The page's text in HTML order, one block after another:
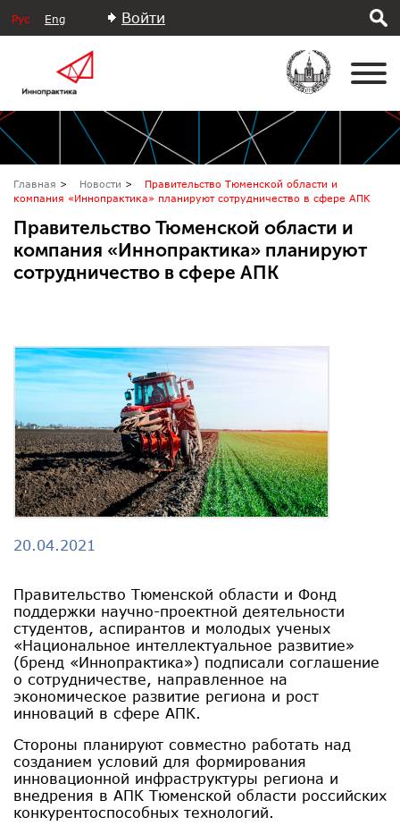
Рус Eng Войти
Главная Новости
Правительство Тюменской области и
компания «Иннопрактика» планируют сотрудничество в сфере АПК
Правительство Тюменской области и
компания «Иннопрактика» планируют
сотрудничество в сфере АПК
20.04.2021
Правительство Тюменской области и Фонд
поддержки научно-проектной деятельности
студентов, аспирантов и молодых ученых
«Национальное интеллектуальное развитие»
(бренд «Иннопрактика») подписали соглашение
о сотрудничестве, направленное на
экономическое развитие региона и рост
инноваций в сфере АПК.
Стороны планируют совместно работать над
созданием условий для формирования
инновационной инфраструктуры региона и
внедрения в АПК Тюменской области российских
конкурентоспособных технологий.